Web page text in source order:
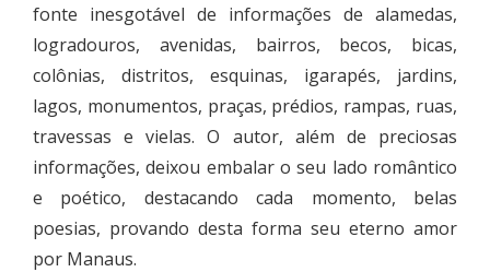
fonte inesgotável de informações de alamedas,
logradouros, avenidas, bairros, becos, bicas,
colônias, distritos, esquinas, igarapés, jardins,
lagos, monumentos, praças, prédios, rampas, ruas,
travessas e vielas. O autor, além de preciosas
informações, deixou embalar o seu lado romântico
e poético, destacando cada momento, belas
poesias, provando desta forma seu eterno amor
por Manaus.